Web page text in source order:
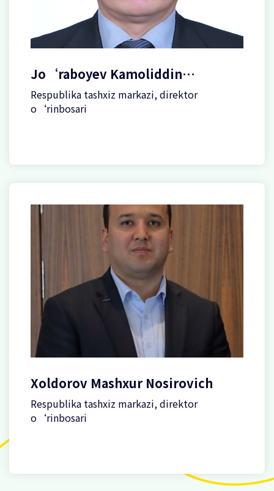
Jo‘raboyev Kamoliddin
Najimiddinovich
Respublika tashxiz markazi, direktor
o‘rinbosari
Xoldorov Mashxur Nosirovich
Respublika tashxiz markazi, direktor
o‘rinbosari